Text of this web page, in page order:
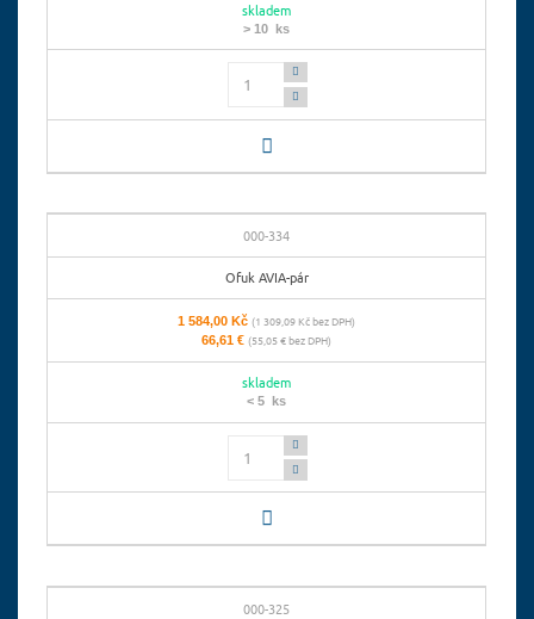
skladem
> 10 ks
Počet
000-334
Ofuk AVIA-pár
1 584,00 Kč(1 309,09 Kč bez DPH)
66,61 €(55,05 € bez DPH)
skladem
< 5 ks
Počet
000-325